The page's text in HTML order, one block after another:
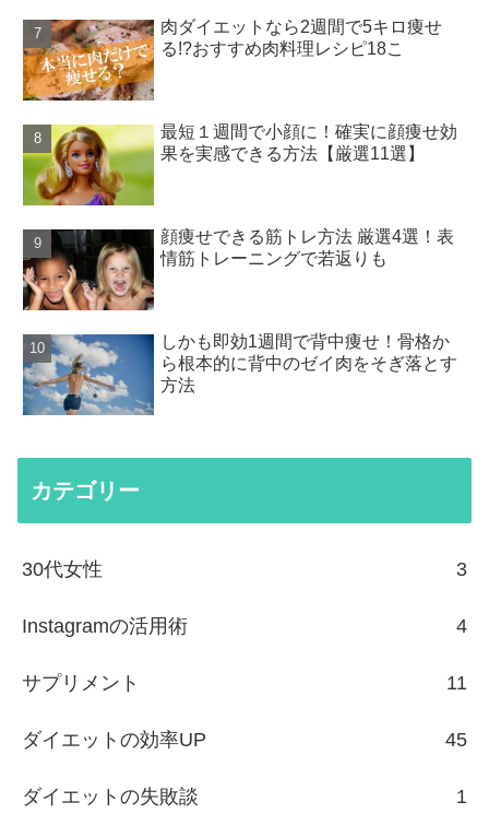
肉ダイエットなら2週間で5キロ痩せ
る!?おすすめ肉料理レシピ18こ
最短１週間で小顔に！確実に顔痩せ効
果を実感できる方法【厳選11選】
顔痩せできる筋トレ方法 厳選4選！表
情筋トレーニングで若返りも
しかも即効1週間で背中痩せ！骨格か
ら根本的に背中のゼイ肉をそぎ落とす
方法
カテゴリー
30代女性 3
Instagramの活用術 4
サプリメント 11
ダイエットの効率UP 45
ダイエットの失敗談 1